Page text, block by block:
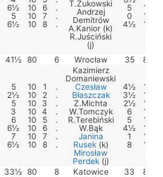
6½
5
6½
10
10
10
6
7
8
.
.
.
T.Żukowski
Andrzej
Demitrów
A.Kanior (k)
R.Juściński
(j)
5
0
4½
10
10
10
41½ 80 6 Wrocław 35 80
5
2½
5
3
6
6½
7
6½
10
10
10
10
10
10
10
10
1
2
3
4
5
6
7
8
.
.
.
.
.
.
.
.
Kazimierz
Domaniewski
Czesław
Błaszczak
Z.Michta
W.Tomczyk
R.Terebiński
W.Bąk
Janina
Rusek(k)
Mirosław
Perdek(j)
4½
3½
2½
6
5
4½
1
8
10
10
10
10
10
10
10
10
33½ 80 8 Katowice 33 80